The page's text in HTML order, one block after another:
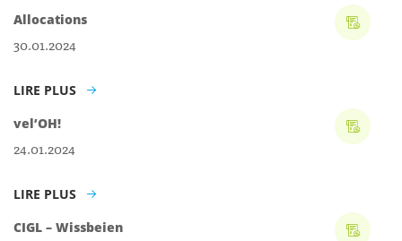
Allocations
30.01.2024
LIRE PLUS
vel’OH!
24.01.2024
LIRE PLUS
CIGL – Wissbeien